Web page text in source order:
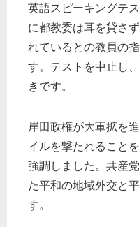
英語スピーキングテ
に都教委は耳を貸さ
れているとの教員の
す。テストを中止し
きです。
岸田政権が大軍拡を
イルを撃たれること
強調しました。共産
た平和の地域外交と
す。